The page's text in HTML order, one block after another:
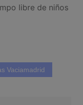
libre de niños
Vaciamadrid